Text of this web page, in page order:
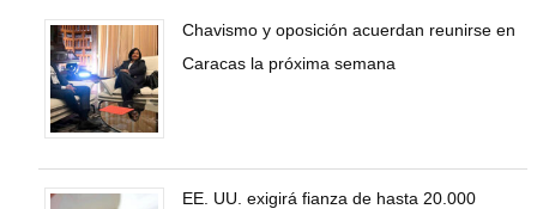
Chavismo y oposición acuerdan reunirse en
Caracas la próxima semana
EE. UU. exigirá fianza de hasta 20.000